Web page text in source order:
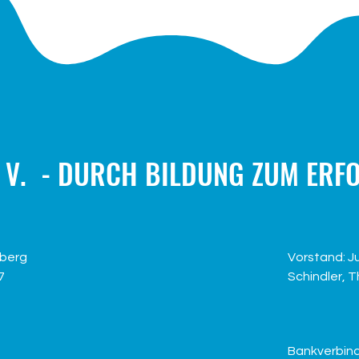
- DURCH BILDUNG ZUM
Vorstand:
Schindler,